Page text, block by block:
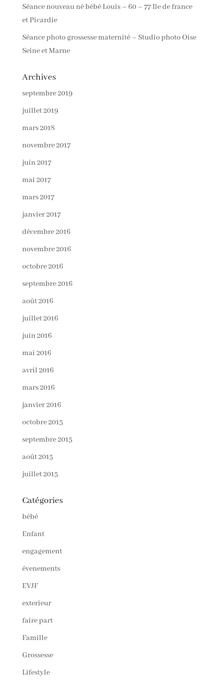
Séance nouveau né bébé Louis – 60 – 77 Ile de france
et Picardie
Séance photo grossesse maternité – Studio photo Oise
Seine et Marne
Archives
septembre 2019
juillet 2019
mars 2018
novembre 2017
juin 2017
mai 2017
mars 2017
janvier 2017
décembre 2016
novembre 2016
octobre 2016
septembre 2016
août 2016
juillet 2016
juin 2016
mai 2016
avril 2016
mars 2016
janvier 2016
octobre 2015
septembre 2015
août 2015
juillet 2015
Catégories
bébé
Enfant
engagement
évenements
EVJF
exterieur
faire part
Famille
Grossesse
Lifestyle